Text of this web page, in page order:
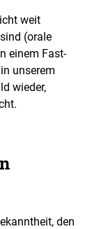
weit
(orale
einem Fast-
unserem
wieder,
den